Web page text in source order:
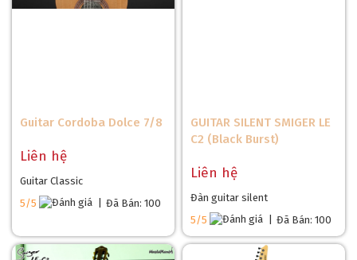
Guitar Cordoba Dolce 7/8
Liên hệ
Guitar Classic
5/5
Đã Bán: 100
GUITAR SILENT SMIGER LE
C2 (Black Burst)
Liên hệ
Đàn guitar silent
5/5
Đã Bán: 100